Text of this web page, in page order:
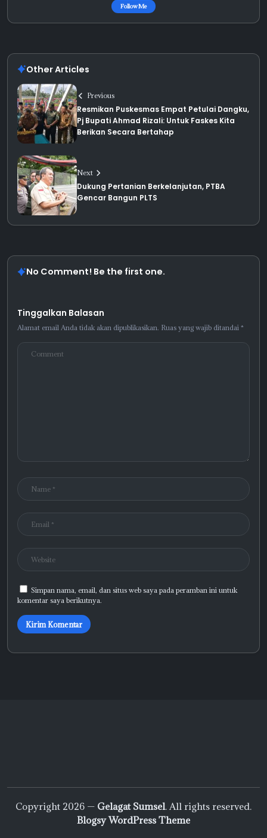
Follow Me
Other Articles
Previous
Resmikan Puskesmas Empat Petulai Dangku,
Pj Bupati Ahmad Rizali: Untuk Faskes Kita
Berikan Secara Bertahap
Next
Dukung Pertanian Berkelanjutan, PTBA
Gencar Bangun PLTS
No Comment! Be the first one.
Tinggalkan Balasan
Alamat email Anda tidak akan dipublikasikan. Ruas yang wajib ditandai *
Simpan nama, email, dan situs web saya pada peramban ini untuk
komentar saya berikutnya.
Copyright 2026 — Gelagat Sumsel. All rights reserved.
Blogsy WordPress Theme